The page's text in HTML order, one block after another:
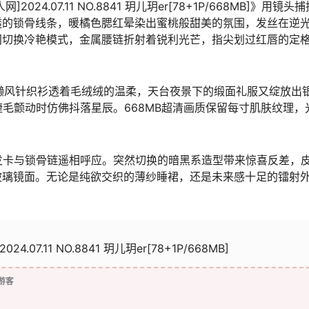
]2024.07.11 NO.8841 玥儿玥er[78+1P/668MB]》用镜头捕
锁骨线条，暖橘色腮红晕染出蜜桃般甜美的氛围，发丝在逆
换冷艳模式，金属腰链折射着锐利光芒，指尖划过红唇的定
针织衫透着毛绒绒的温柔，天台夜景下的缎面礼服又绽放出
颤动时仿佛抖落星辰。668MB超清画质保留每寸肌肤纹理，
与锁骨链遥相呼应。突然切换的暗黑系造型带来惊喜反差，
镜面。无论是纯欲交织的薄纱睡裙，还是未来感十足的镭射
NO.8841 玥儿玥er[78+1P/668MB]
客